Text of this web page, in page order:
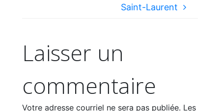
Saint-Laurent
Laisser un
commentaire
Votre adresse courriel ne sera pas publiée. Les